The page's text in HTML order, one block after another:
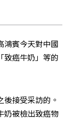
鴻賓今天對中國
致癌牛奶」等的
接受采訪的。
奶被檢出致癌物